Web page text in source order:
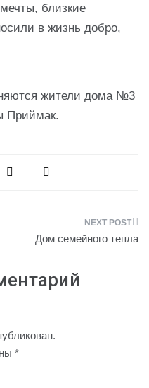
близкие
в жизнь добро,
жители дома №3
Приймак.
Дом семейного тепла
*